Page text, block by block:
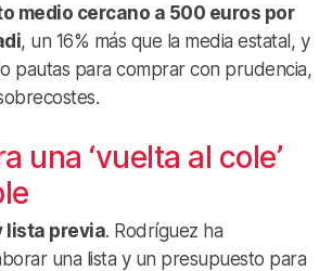
medio cercano a 500 euros por
, un 16% más que la media estatal, y
pautas para comprar con prudencia,
una ‘vuelta al cole’
lista previa. Rodríguez ha
una lista y un presupuesto para